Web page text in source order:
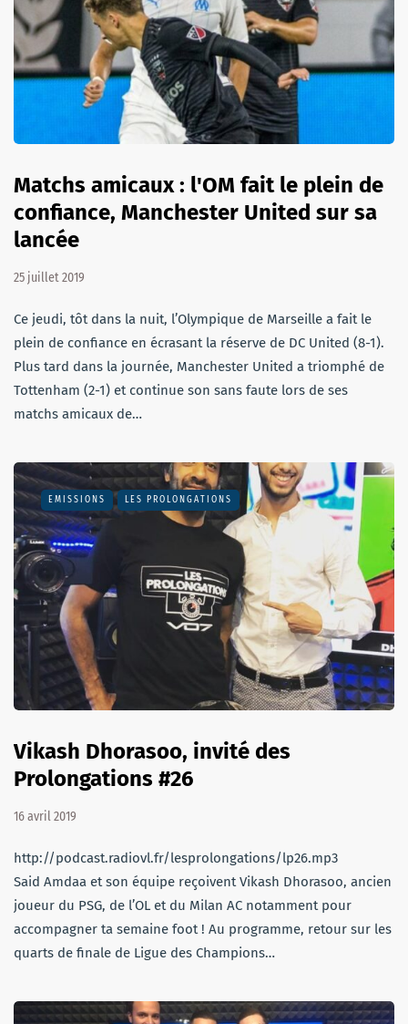
Matchs amicaux : l'OM fait le plein de
confiance, Manchester United sur sa
lancée
25 juillet 2019
Ce jeudi, tôt dans la nuit, l’Olympique de Marseille a fait le
plein de confiance en écrasant la réserve de DC United (8-1).
Plus tard dans la journée, Manchester United a triomphé de
Tottenham (2-1) et continue son sans faute lors de ses
matchs amicaux de…
EMISSIONS LES PROLONGATIONS
Vikash Dhorasoo, invité des
Prolongations #26
16 avril 2019
http://podcast.radiovl.fr/lesprolongations/lp26.mp3
Said Amdaa et son équipe reçoivent Vikash Dhorasoo, ancien
joueur du PSG, de l’OL et du Milan AC notamment pour
accompagner ta semaine foot ! Au programme, retour sur les
quarts de finale de Ligue des Champions…